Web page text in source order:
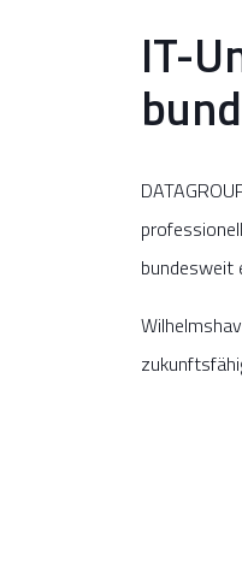
IT-
bundesweit